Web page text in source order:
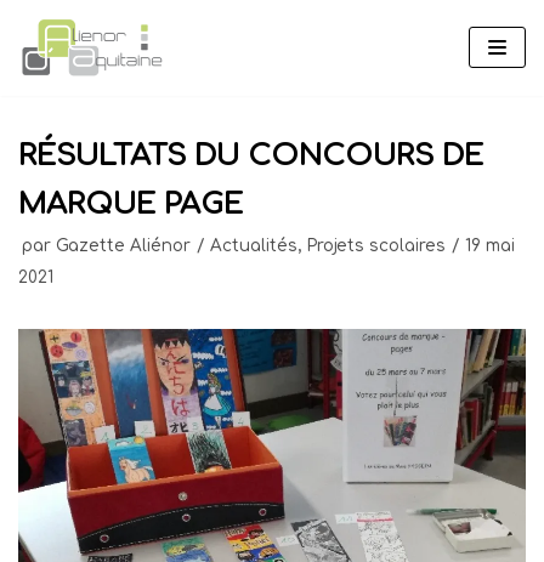
Aller
au
RÉSULTATS DU CONCOURS DE
MARQUE PAGE
par Gazette Aliénor Actualités, Projets scolaires
19 mai
2021